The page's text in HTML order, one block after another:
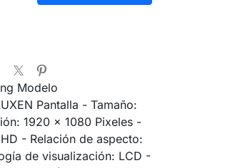
Modelo
Pantalla - Tamaño:
1920 x 1080 Pixeles -
- Relación de aspecto:
de visualización: LCD -